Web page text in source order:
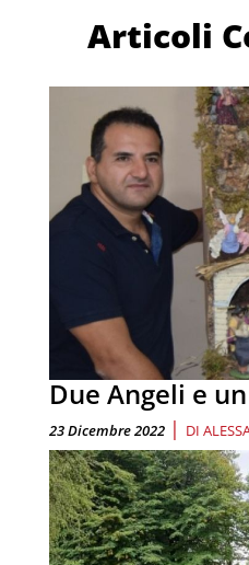
Articoli
Due Angeli e
23 Dicembre 2022 | DI